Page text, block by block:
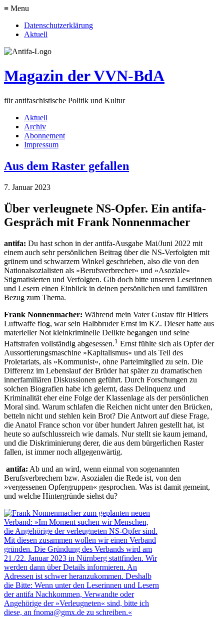
≡ Menu
Datenschutzerklärung
Aktuell
Magazin der VVN-BdA
für antifaschistische Politik und Kultur
Aktuell
Archiv
Abonnement
Impressum
Aus dem Raster gefallen
7. Januar 2023
Über verleugnete NS-Opfer. Ein antifa-
Gespräch mit Frank Nonnenmacher
antifa: Du hast schon in der antifa-Ausgabe Mai/Juni 2022 mit
einem auch sehr persönlichen Beitrag über die NS-Verfolgten mit
grünem und schwarzem Winkel geschrieben, also die von den
Nationalsozialisten als »Berufsverbrecher« und »Asoziale«
Stigmatisierten und Verfolgten. Gib doch bitte unseren Leserinnen
und Lesern einen Einblick in deinen persönlichen und familiären
Bezug zum Thema.
Frank Nonnenmacher: Während mein Vater Gustav für Hitlers
Luftwaffe flog, war sein Halbbruder Ernst im KZ. Dieser hatte aus
materieller Not kleinkriminelle Delikte begangen und seine
Haftstrafen vollständig abgesessen.1 Ernst fühlte sich als Opfer der
Aussortierungsmaschine »Kapitalismus« und als Teil des
Proletariats, als »Kommunist«, ohne Parteimitglied zu sein. Die
Differenz im Lebenslauf der Brüder hat später zu dramatischen
innerfamiliären Diskussionen geführt. Durch Forschungen zu
solchen Biografien habe ich gelernt, dass Delinquenz und
Kriminalität eher eine Folge der Klassenlage als der persönlichen
Moral sind. Warum schlafen die Reichen nicht unter den Brücken,
betteln nicht und stehlen kein Brot? Die Antwort auf diese Frage,
die Anatol France schon vor über hundert Jahren gestellt hat, ist
heute so aufschlussreich wie damals. Nur stellt sie kaum jemand,
und die Diskriminierung derer, die aus dem bürgerlichen Raster
fallen, ist immer noch allgegenwärtig.
antifa: Ab und an wird, wenn einmal von sogenannten
Berufsverbrechern bzw. Asozialen die Rede ist, von den
»vergessenen Opfergruppen« gesprochen. Was ist damit gemeint,
und welche Hintergründe siehst du?